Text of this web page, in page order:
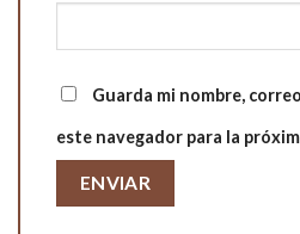
Guarda mi nombre,
este navegador para la